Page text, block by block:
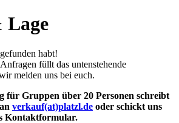
habt!
füllt das untenstehende
melden uns bei euch.
für Gruppen über 20 Personen schreibt
verkauf(at)platzl.de oder schickt uns
Kontaktformular.